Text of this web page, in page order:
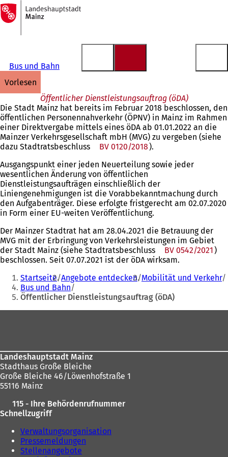
Inhalt anspringen
Zur
Startseite
Bus und Bahn
vorlesen
Öffentlicher Dienstleistungsauftrag (öDA)
Die Stadt Mainz hat bereits im Februar 2018 beschlossen, den
öffentlichen Personennahverkehr (ÖPNV) in Mainz im Rahmen
einer Direktvergabe mittels eines öDA ab 01.01.2022 an die
Mainzer Verkehrsgesellschaft mbH (MVG) zu vergeben (siehe
dazu Stadtratsbeschluss
BV 0120/2018).
Ausgangspunkt einer jeden Neuerteilung sowie jeder
wesentlichen Änderung von öffentlichen
Dienstleistungsaufträgen einschließlich der
Liniengenehmigungen ist die Vorabbekanntmachung durch
den Aufgabenträger. Diese erfolgte fristgerecht am 02.07.2020
in Form einer EU-weiten Veröffentlichung.
Der Mainzer Stadtrat hat am 28.04.2021 die Betrauung der
MVG mit der Erbringung von Verkehrsleistungen im Gebiet
der Stadt Mainz (siehe Stadtratsbeschluss
BV 0542/2021)
beschlossen. Seit 07.07.2021 ist der öDA wirksam.
Sie
befinden
sich
hier:
Startseite Angebote entdecken Mobilität und Verkehr
Bus und Bahn
Öffentlicher Dienstleistungsauftrag (öDA)
Landeshauptstadt Mainz
Stadthaus Große Bleiche
Große Bleiche 46/Löwenhofstraße 1
55116 Mainz
115 - Ihre Behördenrufnummer
Schnellzugriff
Verwaltungsorganisation
Pressemeldungen
Stellenangebote